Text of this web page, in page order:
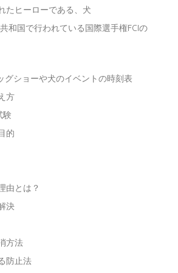
たヒーローである、犬
和国で行われている国際選手権FCIの
グショーや犬のイベントの時刻表
方
験
的
由とは？
決
方法
防止法